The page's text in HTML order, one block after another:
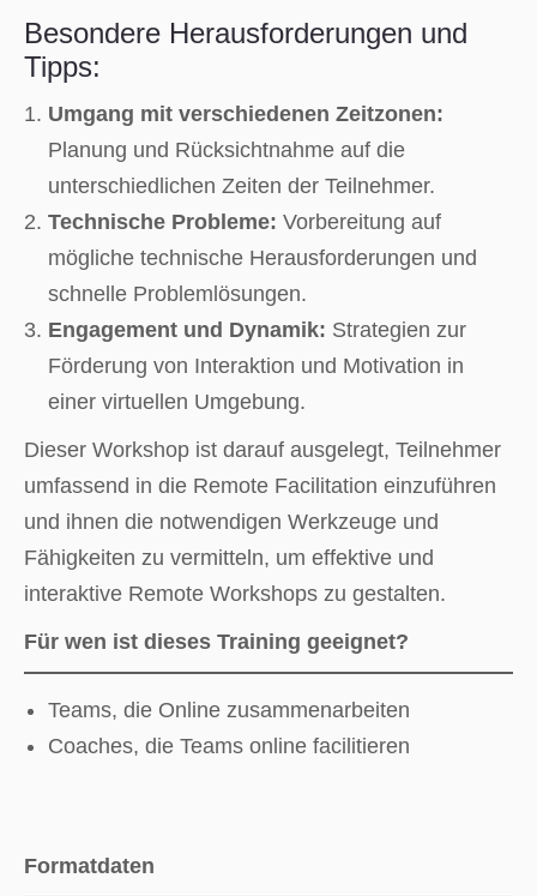
Besondere Herausforderungen und
Tipps:
Umgang mit verschiedenen Zeitzonen:
Planung und Rücksichtnahme auf die
unterschiedlichen Zeiten der Teilnehmer.
Technische Probleme: Vorbereitung auf
mögliche technische Herausforderungen und
schnelle Problemlösungen.
Engagement und Dynamik: Strategien zur
Förderung von Interaktion und Motivation in
einer virtuellen Umgebung.
Dieser Workshop ist darauf ausgelegt, Teilnehmer
umfassend in die Remote Facilitation einzuführen
und ihnen die notwendigen Werkzeuge und
Fähigkeiten zu vermitteln, um effektive und
interaktive Remote Workshops zu gestalten.
Für wen ist dieses Training geeignet?
Teams, die Online zusammenarbeiten
Coaches, die Teams online facilitieren
Formatdaten